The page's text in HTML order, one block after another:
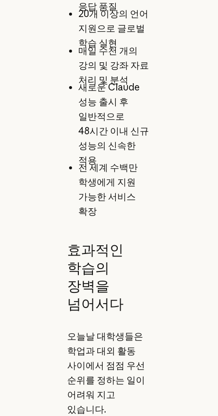
응답 품질
20개 이상의 언어
지원으로 글로벌
학습 실현
매일 수천 개의
강의 및 강좌 자료
처리 및 분석
새로운 Claude
성능 출시 후
일반적으로
48시간 이내 신규
성능의 신속한
적용
전 세계 수백만
학생에게 지원
가능한 서비스
확장
효과적인
학습의
장벽을
넘어서다
오늘날 대학생들은
학업과 대외 활동
사이에서 점점 우선
순위를 정하는 일이
어려워 지고
있습니다.